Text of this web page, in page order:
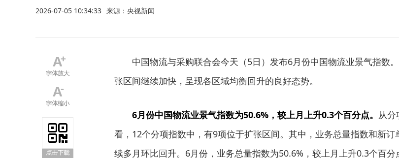
2026-07-05 10:34:33 来源：央视新闻
中国物流与采购联合会今天（5日）发布6月份中国物流业景气指数
张区间继续加快，呈现各区域均衡回升的良好态势。
6月份中国物流业景气指数为50.6%，较上月上升0.3个百分点。 从分
看，12个分项指数中，有9项位于扩张区间。其中，业务总量指数和新订
续多月环比回升。6月份，业务总量指数为50.6%，较上月上升0.3个百分